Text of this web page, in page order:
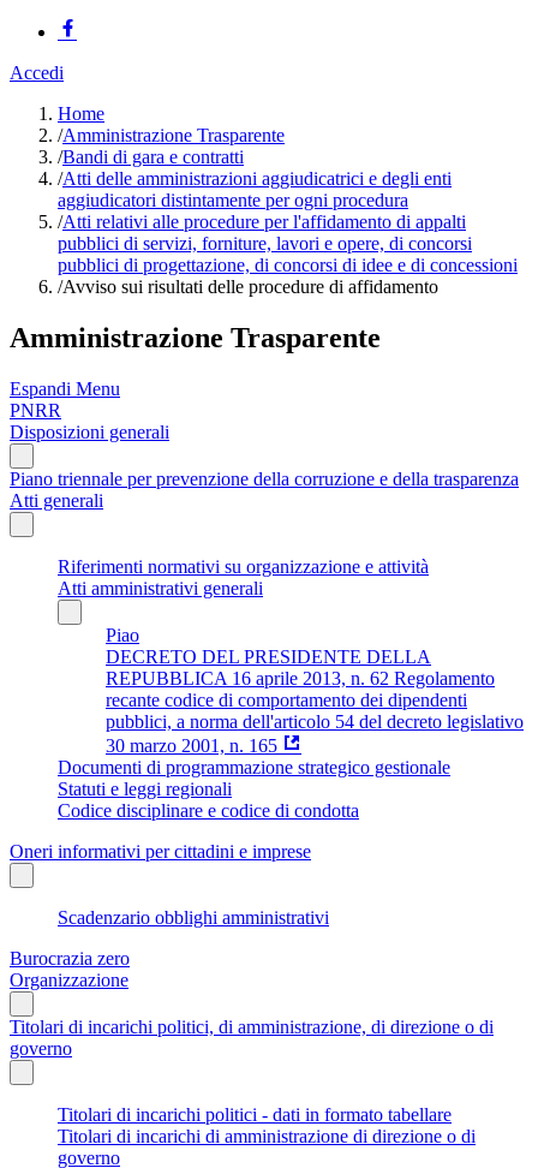
Accedi
Home
/Amministrazione Trasparente
/Bandi di gara e contratti
/Atti delle amministrazioni aggiudicatrici e degli enti
aggiudicatori distintamente per ogni procedura
/Atti relativi alle procedure per l'affidamento di appalti
pubblici di servizi, forniture, lavori e opere, di concorsi
pubblici di progettazione, di concorsi di idee e di concessioni
/Avviso sui risultati delle procedure di affidamento
Amministrazione Trasparente
Espandi Menu
PNRR
Disposizioni generali
Piano triennale per prevenzione della corruzione e della trasparenza
Atti generali
Riferimenti normativi su organizzazione e attività
Atti amministrativi generali
Piao
DECRETO DEL PRESIDENTE DELLA
REPUBBLICA 16 aprile 2013, n. 62 Regolamento
recante codice di comportamento dei dipendenti
pubblici, a norma dell'articolo 54 del decreto legislativo
30 marzo 2001, n. 165
Documenti di programmazione strategico gestionale
Statuti e leggi regionali
Codice disciplinare e codice di condotta
Oneri informativi per cittadini e imprese
Scadenzario obblighi amministrativi
Burocrazia zero
Organizzazione
Titolari di incarichi politici, di amministrazione, di direzione o di
governo
Titolari di incarichi politici - dati in formato tabellare
Titolari di incarichi di amministrazione di direzione o di
governo